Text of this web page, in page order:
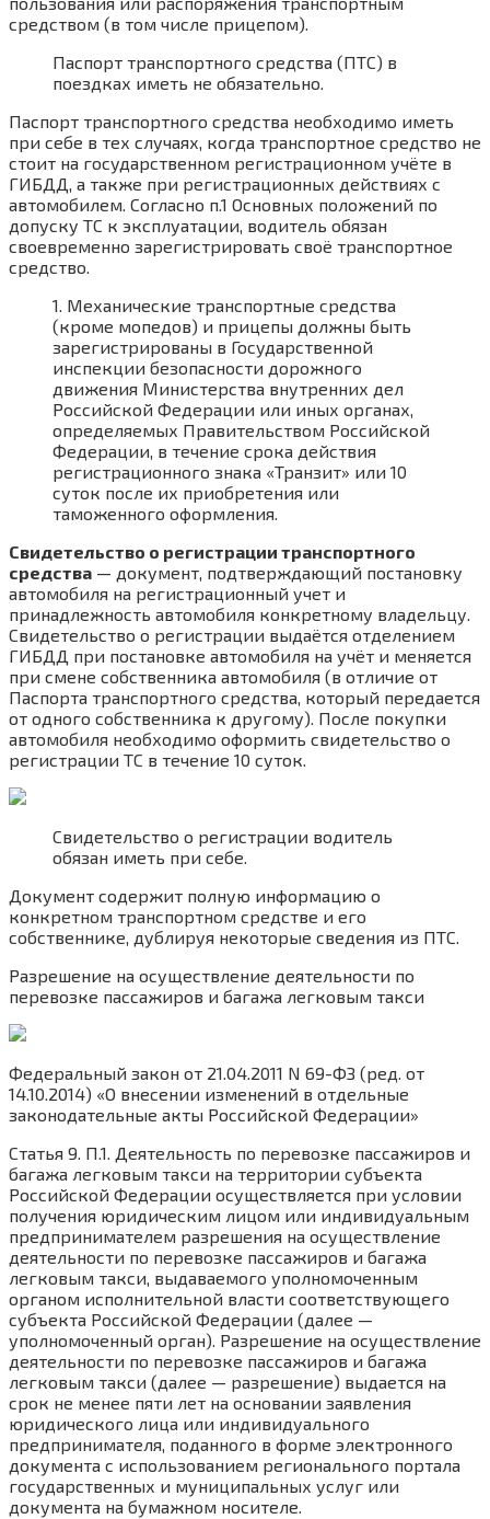
средством (в том числе прицепом).
Паспорт транспортного средства (ПТС) в
поездках иметь не обязательно.
Паспорт транспортного средства необходимо иметь
при себе в тех случаях, когда транспортное средство не
стоит на государственном регистрационном учёте в
ГИБДД, а также при регистрационных действиях с
автомобилем. Согласно п.1 Основных положений по
допуску ТС к эксплуатации, водитель обязан
своевременно зарегистрировать своё транспортное
средство.
1. Механические транспортные средства
(кроме мопедов) и прицепы должны быть
зарегистрированы в Государственной
инспекции безопасности дорожного
движения Министерства внутренних дел
Российской Федерации или иных органах,
определяемых Правительством Российской
Федерации, в течение срока действия
регистрационного знака «Транзит» или 10
суток после их приобретения или
таможенного оформления.
Свидетельство о регистрации транспортного
средства — документ, подтверждающий постановку
автомобиля на регистрационный учет и
принадлежность автомобиля конкретному владельцу.
Свидетельство о регистрации выдаётся отделением
ГИБДД при постановке автомобиля на учёт и меняется
при смене собственника автомобиля (в отличие от
Паспорта транспортного средства, который передается
от одного собственника к другому). После покупки
автомобиля необходимо оформить свидетельство о
регистрации ТС в течение 10 суток.
Свидетельство о регистрации водитель
обязан иметь при себе.
Документ содержит полную информацию о
конкретном транспортном средстве и его
собственнике, дублируя некоторые сведения из ПТС.
Разрешение на осуществление деятельности по
перевозке пассажиров и багажа легковым такси
Федеральный закон от 21.04.2011 N 69-ФЗ (ред. от
14.10.2014) «О внесении изменений в отдельные
законодательные акты Российской Федерации»
Статья 9. П.1. Деятельность по перевозке пассажиров и
багажа легковым такси на территории субъекта
Российской Федерации осуществляется при условии
получения юридическим лицом или индивидуальным
предпринимателем разрешения на осуществление
деятельности по перевозке пассажиров и багажа
легковым такси, выдаваемого уполномоченным
органом исполнительной власти соответствующего
субъекта Российской Федерации (далее —
уполномоченный орган). Разрешение на осуществление
деятельности по перевозке пассажиров и багажа
легковым такси (далее — разрешение) выдается на
срок не менее пяти лет на основании заявления
юридического лица или индивидуального
предпринимателя, поданного в форме электронного
документа с использованием регионального портала
государственных и муниципальных услуг или
документа на бумажном носителе.